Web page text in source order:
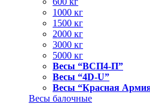
1000 кг
1500 кг
2000 кг
3000 кг
5000 кг
Весы “ВСП4-П”
Весы “4D-U”
Весы “Красная
Весы балочные